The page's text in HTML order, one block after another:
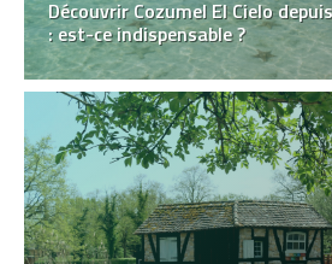
Découvrir Cozumel El Cielo
: est-ce indispensable ?